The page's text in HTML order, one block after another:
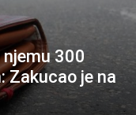
300
Zakucao je na